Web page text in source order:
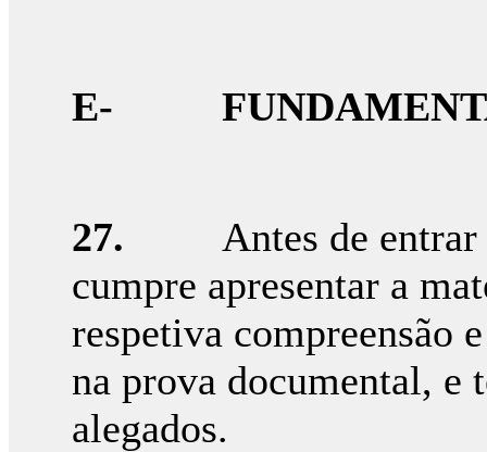
E-
27. Antes de entrar
cumpre apresentar a
respetiva compreensão
na prova documental, e
alegados.